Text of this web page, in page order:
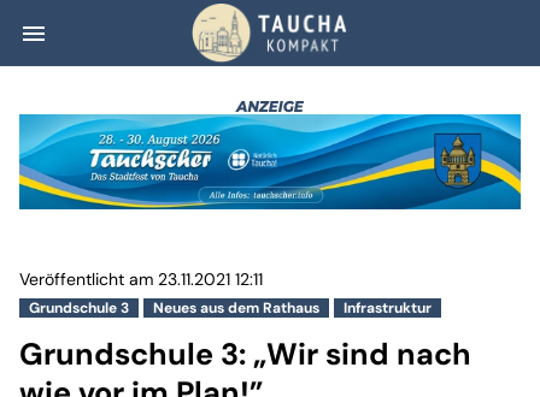
menu Grundschule 3:
Grundschule 3 Neues aus dem Rathaus Infrastruktur
Veröffentlicht am 23.11.2021 12:11
Grundschule 3: „Wir sind nach